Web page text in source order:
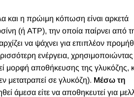
και η πρώιμη κόπωση είναι αρκετά
(ή ATP), την οποία παίρνει από
να ψάχνει για επιπλέον
ενέργεια, χρησιμοποιώντας
μορφή αποθήκευσης της γλυκόζης,
μετατραπεί σε γλυκόζη). Μέσω τη
άμεσα είτε να αποθηκευτεί για